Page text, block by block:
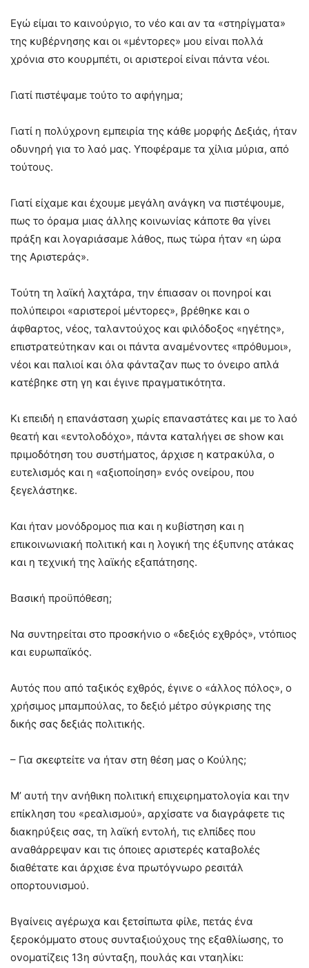
Εγώ είμαι το καινούργιο, το νέο και αν τα «στηρίγματα»
της κυβέρνησης και οι «μέντορες» μου είναι πολλά
χρόνια στο κουρμπέτι, οι αριστεροί είναι πάντα νέοι.
Γιατί πιστέψαμε τούτο το αφήγημα;
Γιατί η πολύχρονη εμπειρία της κάθε μορφής Δεξιάς, ήταν
οδυνηρή για το λαό μας. Υποφέραμε τα χίλια μύρια, από
τούτους.
Γιατί είχαμε και έχουμε μεγάλη ανάγκη να πιστέψουμε,
πως το όραμα μιας άλλης κοινωνίας κάποτε θα γίνει
πράξη και λογαριάσαμε λάθος, πως τώρα ήταν «η ώρα
της Αριστεράς».
Τούτη τη λαϊκή λαχτάρα, την έπιασαν οι πονηροί και
πολύπειροι «αριστεροί μέντορες», βρέθηκε και ο
άφθαρτος, νέος, ταλαντούχος και φιλόδοξος «ηγέτης»,
επιστρατεύτηκαν και οι πάντα αναμένοντες «πρόθυμοι»,
νέοι και παλιοί και όλα φάνταζαν πως το όνειρο απλά
κατέβηκε στη γη και έγινε πραγματικότητα.
Κι επειδή η επανάσταση χωρίς επαναστάτες και με το λαό
θεατή και «εντολοδόχο», πάντα καταλήγει σε show και
πριμοδότηση του συστήματος, άρχισε η κατρακύλα, ο
ευτελισμός και η «αξιοποίηση» ενός ονείρου, που
ξεγελάστηκε.
Και ήταν μονόδρομος πια και η κυβίστηση και η
επικοινωνιακή πολιτική και η λογική της έξυπνης ατάκας
και η τεχνική της λαϊκής εξαπάτησης.
Βασική προϋπόθεση;
Να συντηρείται στο προσκήνιο ο «δεξιός εχθρός», ντόπιος
και ευρωπαϊκός.
Αυτός που από ταξικός εχθρός, έγινε ο «άλλος πόλος», ο
χρήσιμος μπαμπούλας, το δεξιό μέτρο σύγκρισης της
δικής σας δεξιάς πολιτικής.
– Για σκεφτείτε να ήταν στη θέση μας ο Κούλης;
Μ’ αυτή την ανήθικη πολιτική επιχειρηματολογία και την
επίκληση του «ρεαλισμού», αρχίσατε να διαγράφετε τις
διακηρύξεις σας, τη λαϊκή εντολή, τις ελπίδες που
αναθάρρεψαν και τις όποιες αριστερές καταβολές
διαθέτατε και άρχισε ένα πρωτόγνωρο ρεσιτάλ
οπορτουνισμού.
Βγαίνεις αγέρωχα και ξετσίπωτα φίλε, πετάς ένα
ξεροκόμματο στους συνταξιούχους της εξαθλίωσης, το
ονοματίζεις 13η σύνταξη, πουλάς και νταηλίκι: